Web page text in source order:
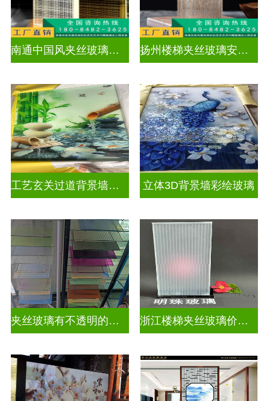
南通中国风夹丝玻璃销售 扬州楼梯夹丝玻璃安装电话
工艺玄关过道背景墙画UV打印加工 立体3D背景墙彩绘玻璃
夹丝玻璃有不透明的吗为什么 浙江楼梯夹丝玻璃价钱多少一平